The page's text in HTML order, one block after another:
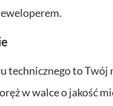
technicznego to Twój
w walce o jakość